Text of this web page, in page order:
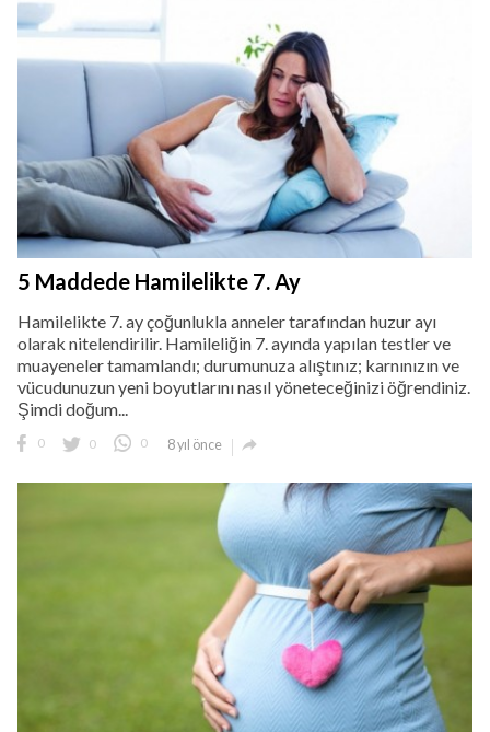
5 Maddede Hamilelikte 7. Ay
Hamilelikte 7. ay çoğunlukla anneler tarafından huzur ayı
olarak nitelendirilir. Hamileliğin 7. ayında yapılan testler ve
muayeneler tamamlandı; durumunuza alıştınız; karnınızın ve
vücudunuzun yeni boyutlarını nasıl yöneteceğinizi öğrendiniz.
Şimdi doğum...
0 0 0 8 yıl önce 